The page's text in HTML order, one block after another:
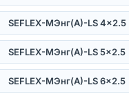
SEFLEX-MЭнг(А)-LS 4×2.5
SEFLEX-MЭнг(А)-LS 5×2.5
SEFLEX-MЭнг(А)-LS 6×2.5